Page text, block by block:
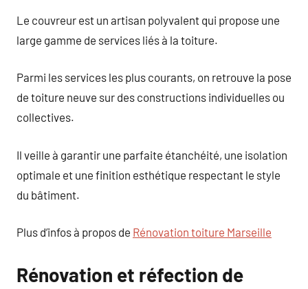
Le couvreur est un artisan polyvalent qui propose une
large gamme de services liés à la toiture.
Parmi les services les plus courants, on retrouve la pose
de toiture neuve sur des constructions individuelles ou
collectives.
Il veille à garantir une parfaite étanchéité, une isolation
optimale et une finition esthétique respectant le style
du bâtiment.
Plus d’infos à propos de Rénovation toiture Marseille
Rénovation et réfection de